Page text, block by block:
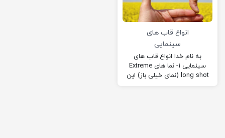
انواع قاب های
سینمایی
به نام خدا انواع قاب های
سینمایی 1- نما های Extreme
long shot (نمای خیلی باز) این